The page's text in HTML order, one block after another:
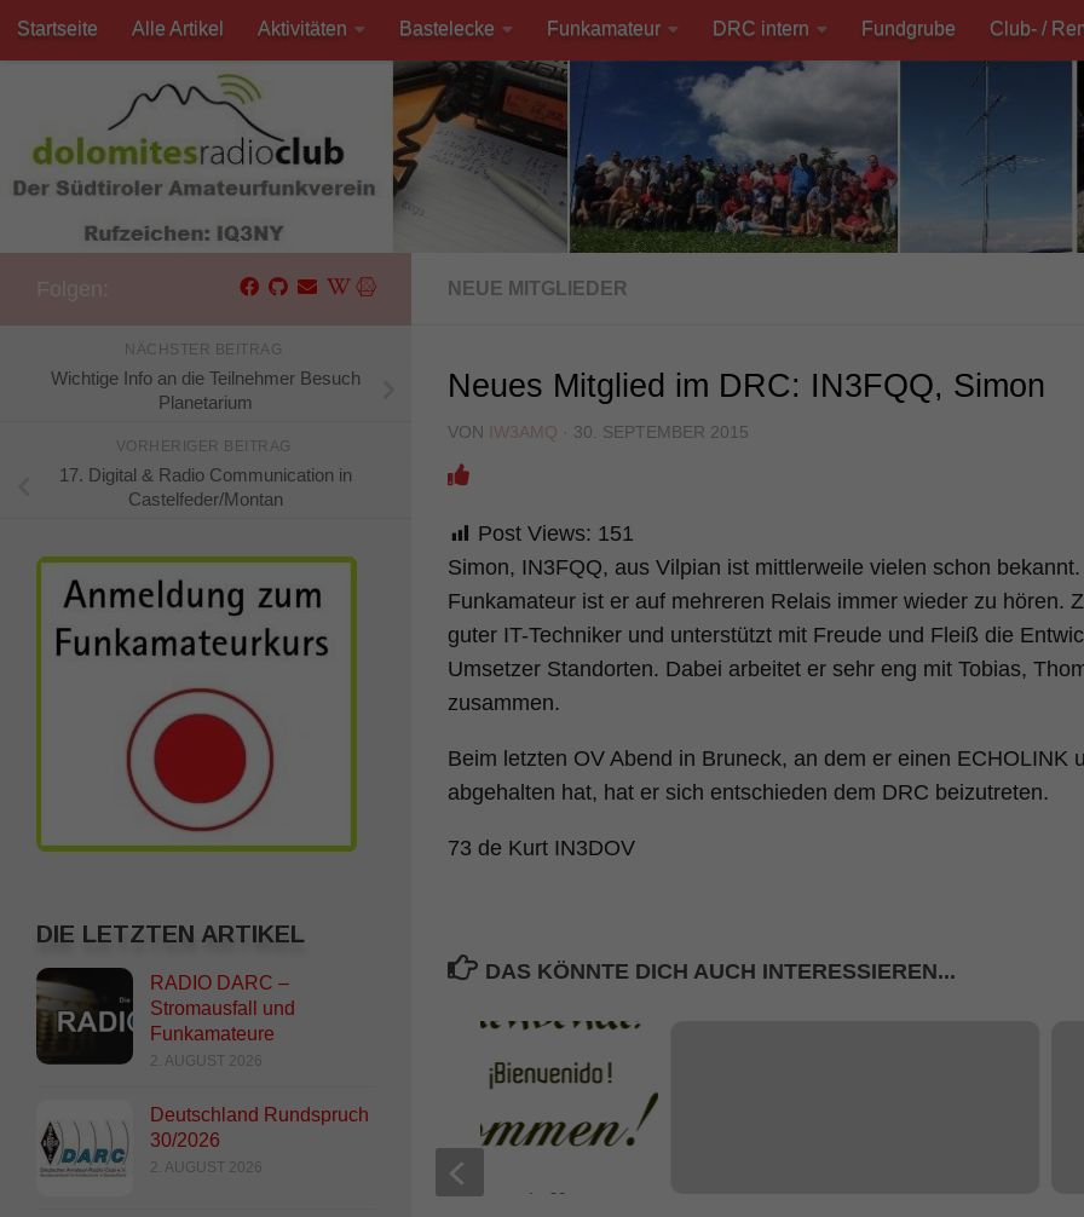
Unter dem Inhalt
Startseite Alle Artikel Aktivitäten Bastelecke Funkamateur DRC intern Fundgrube Club- /
NEUE MITGLIEDER
Neues Mitglied im DRC: IN3FQQ, Simon
VON IW3AMQ · 30. SEPTEMBER 2015
Post Views: 151
Simon, IN3FQQ, aus Vilpian ist mittlerweile vielen schon
Funkamateur ist er auf mehreren Relais immer wieder zu hören.
guter IT-Techniker und unterstützt mit Freude und Fleiß die
Umsetzer Standorten. Dabei arbeitet er sehr eng mit Tobias,
zusammen.
Beim letzten OV Abend in Bruneck, an dem er einen ECHOLINK
abgehalten hat, hat er sich entschieden dem DRC beizutreten.
73 de Kurt IN3DOV
DAS KÖNNTE DICH AUCH INTERESSIEREN...
NÄCHSTER BEITRAG
Wichtige Info an die Teilnehmer Besuch
Planetarium
VORHERIGER BEITRAG
17. Digital & Radio Communication in
Castelfeder/Montan
DIE LETZTEN ARTIKEL
RADIO DARC –
Stromausfall und
Funkamateure
2. AUGUST 2026
Deutschland Rundspruch
30/2026
2. AUGUST 2026